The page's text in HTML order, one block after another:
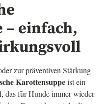
– einfach,
zur präventiven Stärkung
Karottensuppeist ein
das für Hunde immer wieder